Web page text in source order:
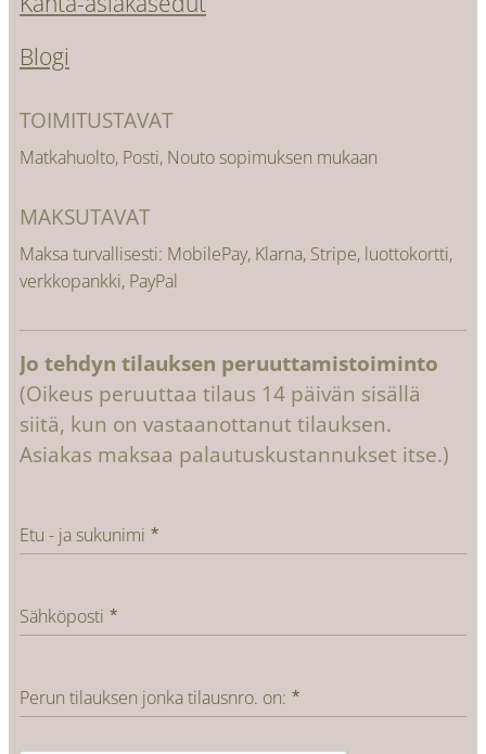
Blogi
TOIMITUSTAVAT
Matkahuolto, Posti, Nouto sopimuksen mukaan
MAKSUTAVAT
Maksa turvallisesti: MobilePay, Klarna, Stripe, luottokortti,
verkkopankki, PayPal
Jo tehdyn tilauksen peruuttamistoiminto
(Oikeus peruuttaa tilaus 14 päivän sisällä
siitä, kun on vastaanottanut tilauksen.
Asiakas maksaa palautuskustannukset itse.)
Etu - ja sukunimi
Sähköposti
Perun tilauksen jonka tilausnro. on: